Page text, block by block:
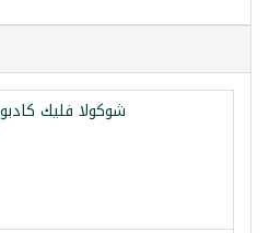
شوكولا فليك كادبوري